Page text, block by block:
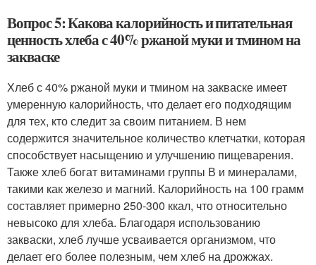
Вопрос 5: Какова калорийность и питательная
ценность хлеба с 40% ржаной муки и тмином на
закваске
Хлеб с 40% ржаной муки и тмином на закваске имеет
умеренную калорийность, что делает его подходящим
для тех, кто следит за своим питанием. В нем
содержится значительное количество клетчатки, которая
способствует насыщению и улучшению пищеварения.
Также хлеб богат витаминами группы В и минералами,
такими как железо и магний. Калорийность на 100 грамм
составляет примерно 250-300 ккал, что относительно
невысоко для хлеба. Благодаря использованию
закваски, хлеб лучше усваивается организмом, что
делает его более полезным, чем хлеб на дрожжах.